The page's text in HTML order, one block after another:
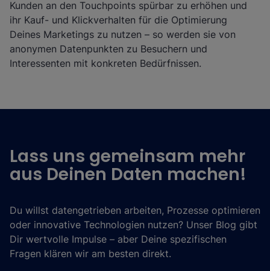
Kunden an den Touchpoints spürbar zu erhöhen und
ihr Kauf- und Klickverhalten für die Optimierung
Deines Marketings zu nutzen – so werden sie von
anonymen Datenpunkten zu Besuchern und
Interessenten mit konkreten Bedürfnissen.
Lass uns gemeinsam mehr
aus Deinen Daten machen!
Du willst datengetrieben arbeiten, Prozesse optimieren
oder innovative Technologien nutzen? Unser Blog gibt
Dir wertvolle Impulse – aber Deine spezifischen
Fragen klären wir am besten direkt.